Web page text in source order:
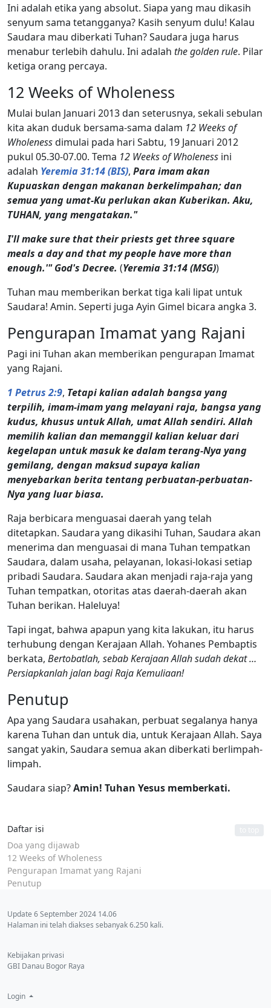
Ini adalah etika yang absolut. Siapa yang mau dikasih
senyum sama tetangganya? Kasih senyum dulu! Kalau
Saudara mau diberkati Tuhan? Saudara juga harus
menabur terlebih dahulu. Ini adalah the golden rule. Pilar
ketiga orang percaya.
12 Weeks of Wholeness
Mulai bulan Januari 2013 dan seterusnya, sekali sebulan
kita akan duduk bersama-sama dalam 12 Weeks of
Wholenessdimulai pada hari Sabtu, 19 Januari 2012
pukul 05.30-07.00. Tema 12 Weeks of Wholeness ini
adalah Yeremia 31:14 (BIS), Para imam akan
Kupuaskan dengan makanan berkelimpahan; dan
semua yang umat-Ku perlukan akan Kuberikan. Aku,
TUHAN, yang mengatakan."
I'll make sure that their priests get three square
meals a day and that my people have more than
enough.'" God's Decree. (Yeremia 31:14 (MSG))
Tuhan mau memberikan berkat tiga kali lipat untuk
Saudara! Amin. Seperti juga Ayin Gimel bicara angka 3.
Pengurapan Imamat yang Rajani
Pagi ini Tuhan akan memberikan pengurapan Imamat
yang Rajani.
1 Petrus 2:9, Tetapi kalian adalah bangsa yang
terpilih, imam-imam yang melayani raja, bangsa yang
kudus, khusus untuk Allah, umat Allah sendiri. Allah
memilih kalian dan memanggil kalian keluar dari
kegelapan untuk masuk ke dalam terang-Nya yang
gemilang, dengan maksud supaya kalian
menyebarkan berita tentang perbuatan-perbuatan-
Nya yang luar biasa.
Raja berbicara menguasai daerah yang telah
ditetapkan. Saudara yang dikasihi Tuhan, Saudara akan
menerima dan menguasai di mana Tuhan tempatkan
Saudara, dalam usaha, pelayanan, lokasi-lokasi setiap
pribadi Saudara. Saudara akan menjadi raja-raja yang
Tuhan tempatkan, otoritas atas daerah-daerah akan
Tuhan berikan. Haleluya!
Tapi ingat, bahwa apapun yang kita lakukan, itu harus
terhubung dengan Kerajaan Allah. Yohanes Pembaptis
berkata, Bertobatlah, sebab Kerajaan Allah sudah dekat …
Persiapkanlah jalan bagi Raja Kemuliaan!
Penutup
Apa yang Saudara usahakan, perbuat segalanya hanya
karena Tuhan dan untuk dia, untuk Kerajaan Allah. Saya
sangat yakin, Saudara semua akan diberkati berlimpah-
limpah.
Saudara siap?Amin! Tuhan Yesus memberkati.
Daftar isi
Doa yang dijawab
12 Weeks of Wholeness
Pengurapan Imamat yang Rajani
Penutup
Update 6 September 2024 14.06
Halaman ini telah diakses sebanyak 6.250 kali.
Kebijakan privasi
GBI Danau Bogor Raya
Login